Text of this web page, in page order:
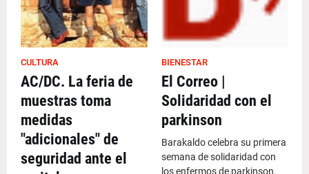
CULTURA
AC/DC. La feria de
muestras toma
medidas
"adicionales" de
seguridad ante el
BIENESTAR
El Correo |
Solidaridad con el
parkinson
Barakaldo celebra su primera
semana de solidaridad con
los enfermos de parkinson.